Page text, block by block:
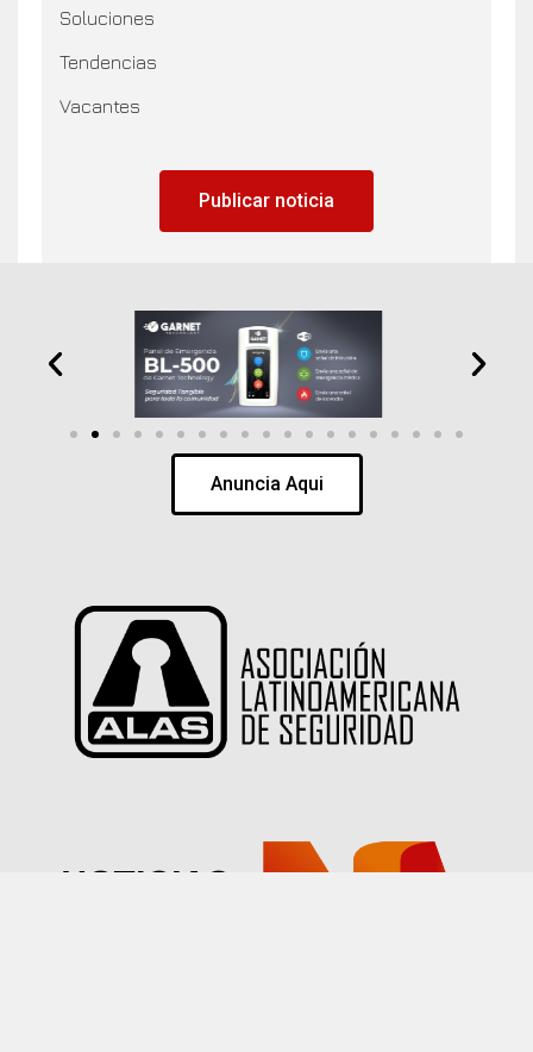
Soluciones
Tendencias
Vacantes
Publicar noticia
Anuncia Aqui